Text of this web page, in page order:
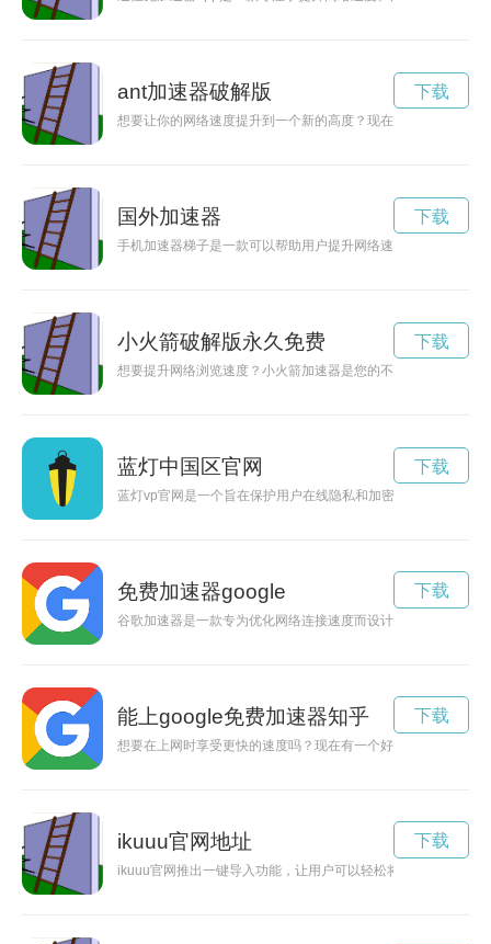
ant加速器破解版
想要让你的网络速度提升到一个新的高度？现在可以免费下载
下载
国外加速器
手机加速器梯子是一款可以帮助用户提升网络速度的工具，通
下载
小火箭破解版永久免费
想要提升网络浏览速度？小火箭加速器是您的不二选择！现在
下载
蓝灯中国区官网
蓝灯vp官网是一个旨在保护用户在线隐私和加密网络流量的平
下载
免费加速器google
谷歌加速器是一款专为优化网络连接速度而设计的工具，能够
下载
能上google免费加速器知乎
想要在上网时享受更快的速度吗？现在有一个好消息要告诉你
下载
ikuuu官网地址
ikuuu官网推出一键导入功能，让用户可以轻松将数据导入系统
下载